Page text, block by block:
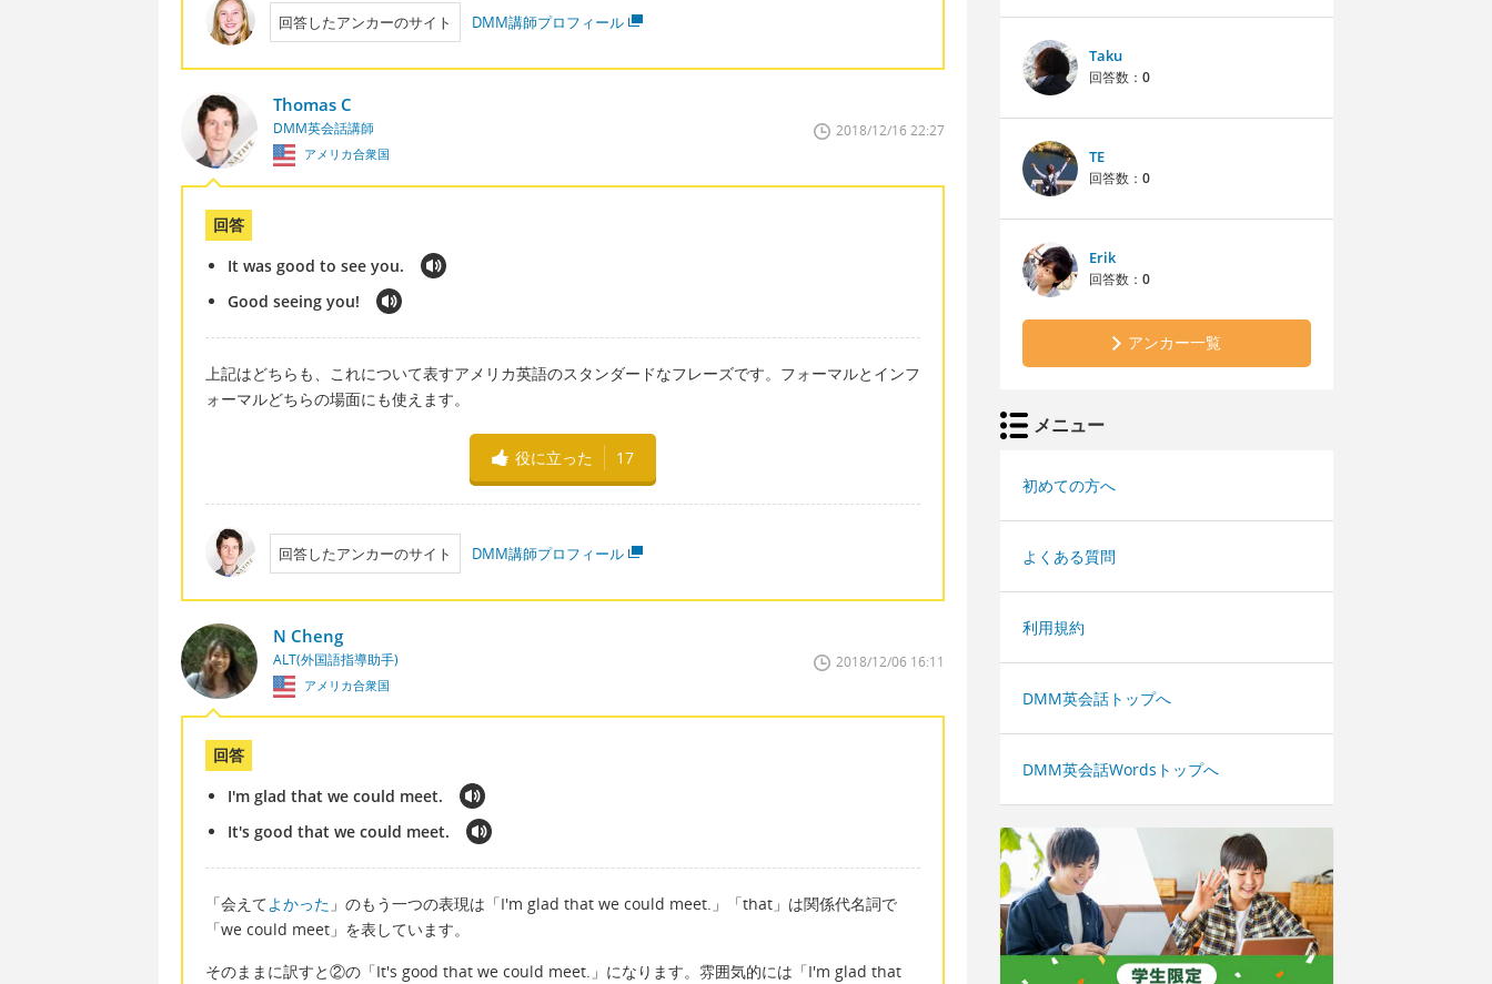
回答したアンカーのサイト DMM講師プロフィール
Thomas C
DMM英会話講師
アメリカ合衆国
2018/12/16 22:27
回答
It was good to see you.
Good seeing you!
上記はどちらも、これについて表すアメリカ英語のスタンダードなフレーズです。フォーマルとインフ
ォーマルどちらの場面にも使えます。
役に立った 17
回答したアンカーのサイト DMM講師プロフィール
N Cheng
ALT(外国語指導助手)
アメリカ合衆国
2018/12/06 16:11
回答
I'm glad that we could meet.
It's good that we could meet.
「会えてよかった 」のもう一つの表現は「I'm glad that we could meet.」「that」は関係代名詞で
「we could meet」を表しています。
そのままに訳すと②の「It's good that we could meet.」になります。雰囲気的には「I'm glad that
Taku
回答数： 0
TE
回答数： 0
Erik
回答数： 0
アンカー一覧
メニュー
初めての方へ
よくある質問
利用規約
DMM英会話トップへ
DMM英会話Wordsトップへ